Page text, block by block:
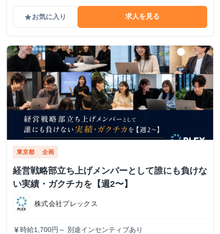
gradeお気に入り 求人を見る
東京都 企画
経営戦略部立ち上げメンバーとして誰にも負けな
い実績・ガクチカを【週2〜】
株式会社プレックス
currency_yen 時給1,700円～ 別途インセンティブあり